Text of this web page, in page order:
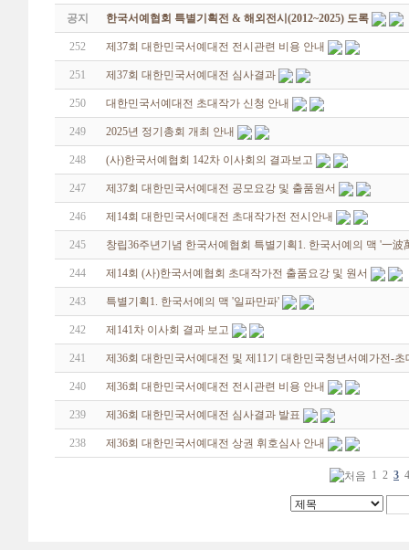
공지 한국서예협회 특별기획전 & 해외전시(2012~2025) 도록
252 제37회 대한민국서예대전 전시관련 비용 안내
251 제37회 대한민국서예대전 심사결과
250 대한민국서예대전 초대작가 신청 안내
249 2025년 정기총회 개최 안내
248 (사)한국서예협회 142차 이사회의 결과보고
247 제37회 대한민국서예대전 공모요강 및 출품원서
246 제14회 대한민국서예대전 초대작가전 전시안내
245 창립36주년기념 한국서예협회 특별기획1. 한국서예의 맥 '一波
244 제14회 (사)한국서예협회 초대작가전 출품요강 및 원서
243 특별기획1. 한국서예의 맥 '일파만파'
242 제141차 이사회 결과 보고
241 제36회 대한민국서예대전 및 제11기 대한민국청년서예가전-초
240 제36회 대한민국서예대전 전시관련 비용 안내
239 제36회 대한민국서예대전 심사결과 발표
238 제36회 대한민국서예대전 상권 휘호심사 안내
1 2 3 4